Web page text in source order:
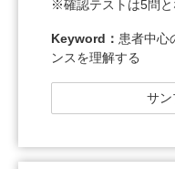
※確認テストは5問と
Keyword： 患者中心
ンスを理解する
サン